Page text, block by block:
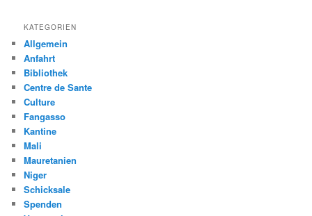
KATEGORIEN
Allgemein
Anfahrt
Bibliothek
Centre de Sante
Culture
Fangasso
Kantine
Mali
Mauretanien
Niger
Schicksale
Spenden